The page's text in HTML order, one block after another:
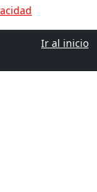
Ir al inicio